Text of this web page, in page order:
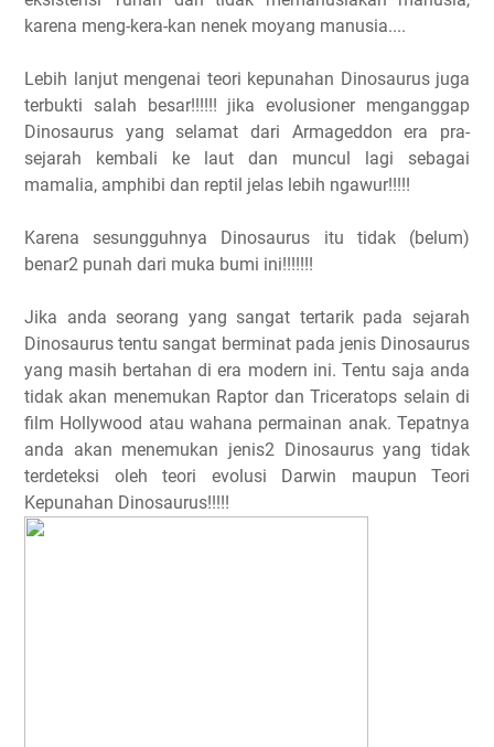
karena meng-kera-kan nenek moyang manusia....
Lebih lanjut mengenai teori kepunahan Dinosaurus juga
terbukti salah besar!!!!!! jika evolusioner menganggap
Dinosaurus yang selamat dari Armageddon era pra-
sejarah kembali ke laut dan muncul lagi sebagai
mamalia, amphibi dan reptil jelas lebih ngawur!!!!!
Karena sesungguhnya Dinosaurus itu tidak (belum)
benar2 punah dari muka bumi ini!!!!!!!
Jika anda seorang yang sangat tertarik pada sejarah
Dinosaurus tentu sangat berminat pada jenis Dinosaurus
yang masih bertahan di era modern ini. Tentu saja anda
tidak akan menemukan Raptor dan Triceratops selain di
film Hollywood atau wahana permainan anak. Tepatnya
anda akan menemukan jenis2 Dinosaurus yang tidak
terdeteksi oleh teori evolusi Darwin maupun Teori
Kepunahan Dinosaurus!!!!!